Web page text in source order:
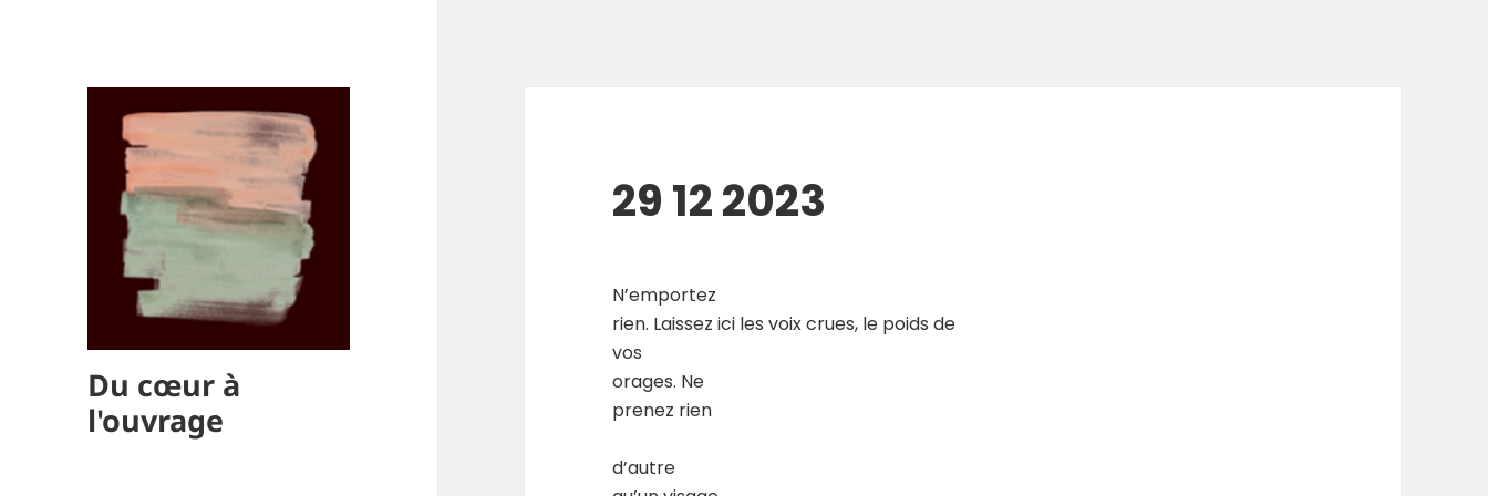
Du cœur à
l'ouvrage
29 12 2023
N’emportez
rien. Laissez ici les voix crues, le poids de
vos
orages. Ne
prenez rien
d’autre